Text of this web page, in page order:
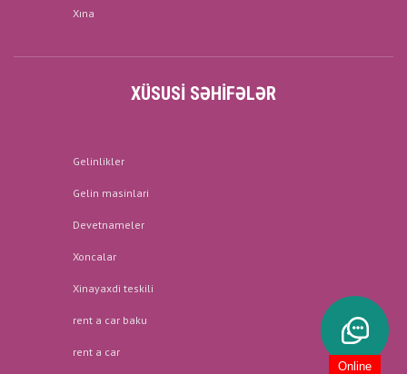
Xına
XÜSUSI SƏHIFƏLƏR
Gelinlikler
Gelin masinlari
Devetnameler
Xoncalar
Xinayaxdi teskili
rent a car baku
rent a car